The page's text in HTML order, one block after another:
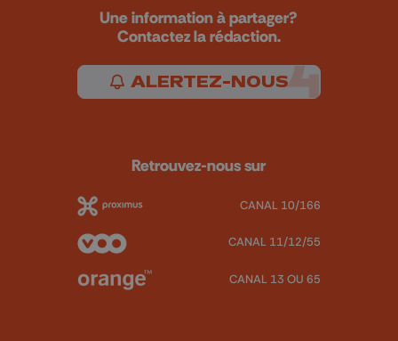
Une information à partager?
Contactez la rédaction.
ALERTEZ-NOUS
Retrouvez-nous sur
CANAL 10/166
CANAL 11/12/55
CANAL 13 OU 65